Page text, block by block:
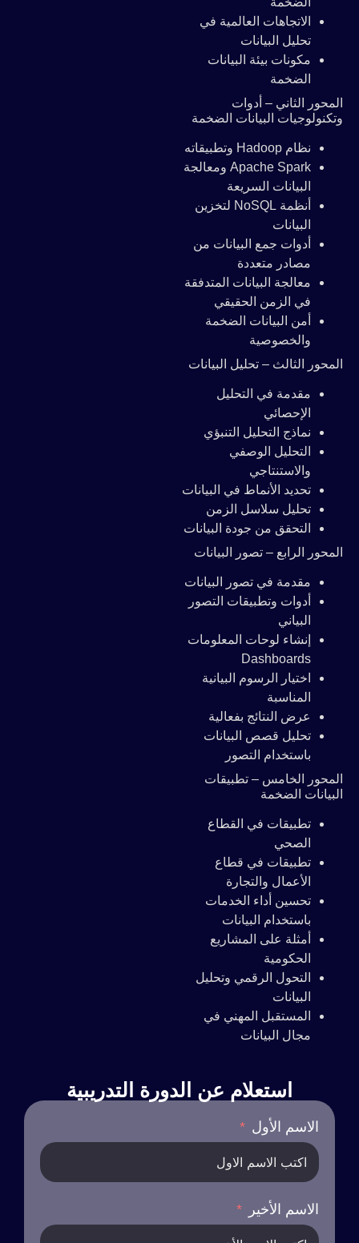
الاتجاهات العالمية في
تحليل البيانات
مكونات بيئة البيانات
الضخمة
المحور الثاني – أدوات
وتكنولوجيات البيانات الضخمة
نظام Hadoop وتطبيقاته
Apache Spark ومعالجة
البيانات السريعة
أنظمة NoSQL لتخزين
البيانات
أدوات جمع البيانات من
مصادر متعددة
معالجة البيانات المتدفقة
في الزمن الحقيقي
أمن البيانات الضخمة
والخصوصية
المحور الثالث – تحليل البيانات
مقدمة في التحليل
الإحصائي
نماذج التحليل التنبؤي
التحليل الوصفي
والاستنتاجي
تحديد الأنماط في البيانات
تحليل سلاسل الزمن
التحقق من جودة البيانات
المحور الرابع – تصور البيانات
مقدمة في تصور البيانات
أدوات وتطبيقات التصور
البياني
إنشاء لوحات المعلومات
Dashboards
اختيار الرسوم البيانية
المناسبة
عرض النتائج بفعالية
تحليل قصص البيانات
باستخدام التصور
المحور الخامس – تطبيقات
البيانات الضخمة
تطبيقات في القطاع
الصحي
تطبيقات في قطاع
الأعمال والتجارة
تحسين أداء الخدمات
باستخدام البيانات
أمثلة على المشاريع
الحكومية
التحول الرقمي وتحليل
البيانات
المستقبل المهني في
مجال البيانات
استعلام عن الدورة التدريبية
الاسم الأول
الاسم الأخير